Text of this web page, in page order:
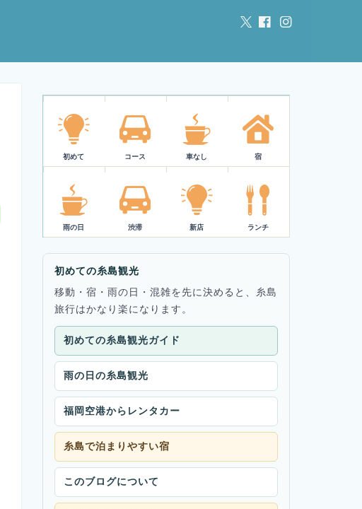
初めて コース 車なし 宿
雨の日 渋滞 新店 ランチ
初めての糸島観光
移動・宿・雨の日・混雑を先に決めると、糸島
旅行はかなり楽になります。
初めての糸島観光ガイド
雨の日の糸島観光
福岡空港からレンタカー
糸島で泊まりやすい宿
このブログについて